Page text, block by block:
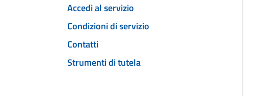
Accedi al servizio
Condizioni di servizio
Contatti
Strumenti di tutela